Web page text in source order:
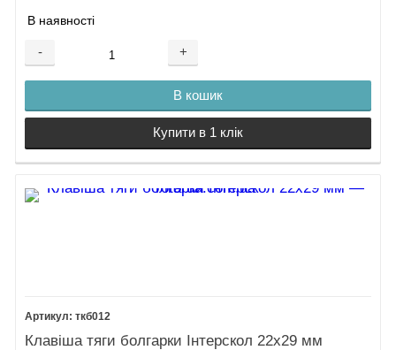
В наявності
- +
В кошик
Купити в 1 клік
ткб012
Клавіша тяги болгарки Інтерскол 22х29 мм